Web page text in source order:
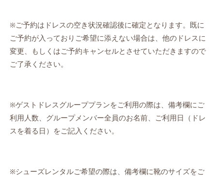
※ご予約はドレスの空き状況確認後に確定となります。既に
ご予約が入っておりご希望に添えない場合は、他のドレスに
変更、もしくはご予約キャンセルとさせていただきますので
ご了承ください。
※ゲストドレスグループプランをご利用の際は、備考欄にご
利用人数、グループメンバー全員のお名前、ご利用日（ドレ
スを着る日）をご記入ください。
※シューズレンタルご希望の際は、備考欄に靴のサイズをご